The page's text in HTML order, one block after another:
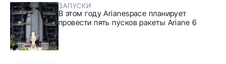
ЗАПУСКИ
В этом году Arianespace планирует
провести пять пусков ракеты Ariane 6